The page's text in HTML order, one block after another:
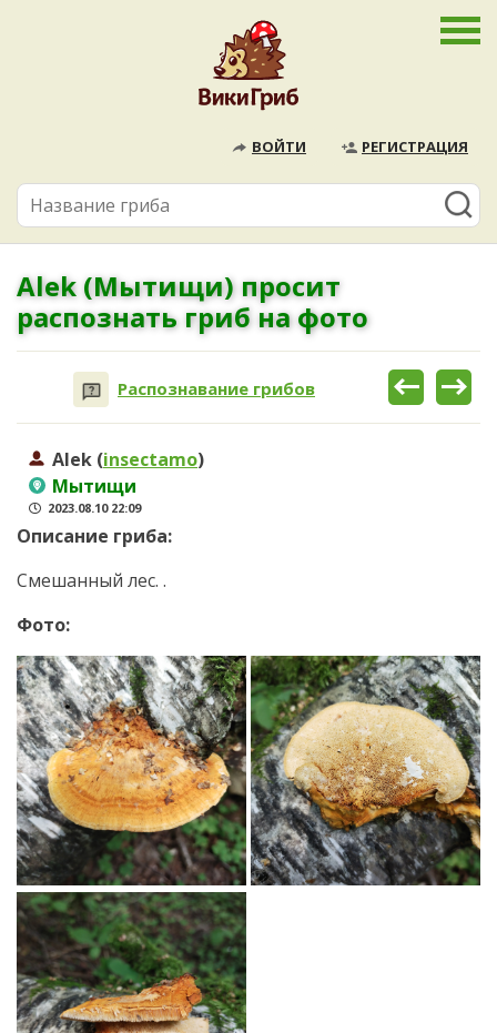
ВОЙТИ РЕГИСТРАЦИЯ
Alek (Мытищи) просит
распознать гриб на фото
Распознавание грибов
Alek (insectamo)
Мытищи
2023.08.10 22:09
Описание гриба:
Смешанный лес. .
Фото: